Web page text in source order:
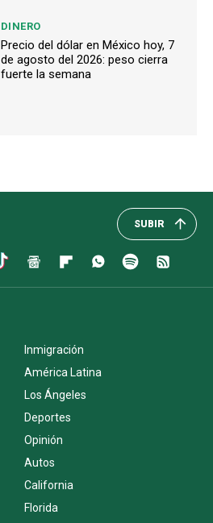
DINERO
Precio del dólar en México hoy, 7
de agosto del 2026: peso cierra
fuerte la semana
SUBIR
Inmigración
América Latina
Los Ángeles
Deportes
Opinión
Autos
California
Florida